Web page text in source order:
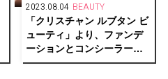
2023.08.04 BEAUTY
「クリスチャン ルブタン ビ
ューティ」より、ファンデ
ーションとコンシーラーの
機能を兼ね備えた万能アイ